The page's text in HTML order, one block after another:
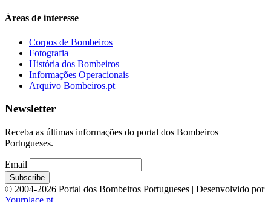
Áreas de interesse
Corpos de Bombeiros
Fotografia
História dos Bombeiros
Informações Operacionais
Arquivo Bombeiros.pt
Newsletter
Receba as últimas informações do portal dos Bombeiros
Portugueses.
Email
© 2004-2026 Portal dos Bombeiros Portugueses | Desenvolvido por
Yourplace.pt